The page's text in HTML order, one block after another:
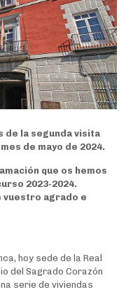
de la segunda visita
de mayo de 2024.
que os hemos
2023-2024.
vuestro agrado e
hoy sede de la Real
del Sagrado Corazón
serie de viviendas